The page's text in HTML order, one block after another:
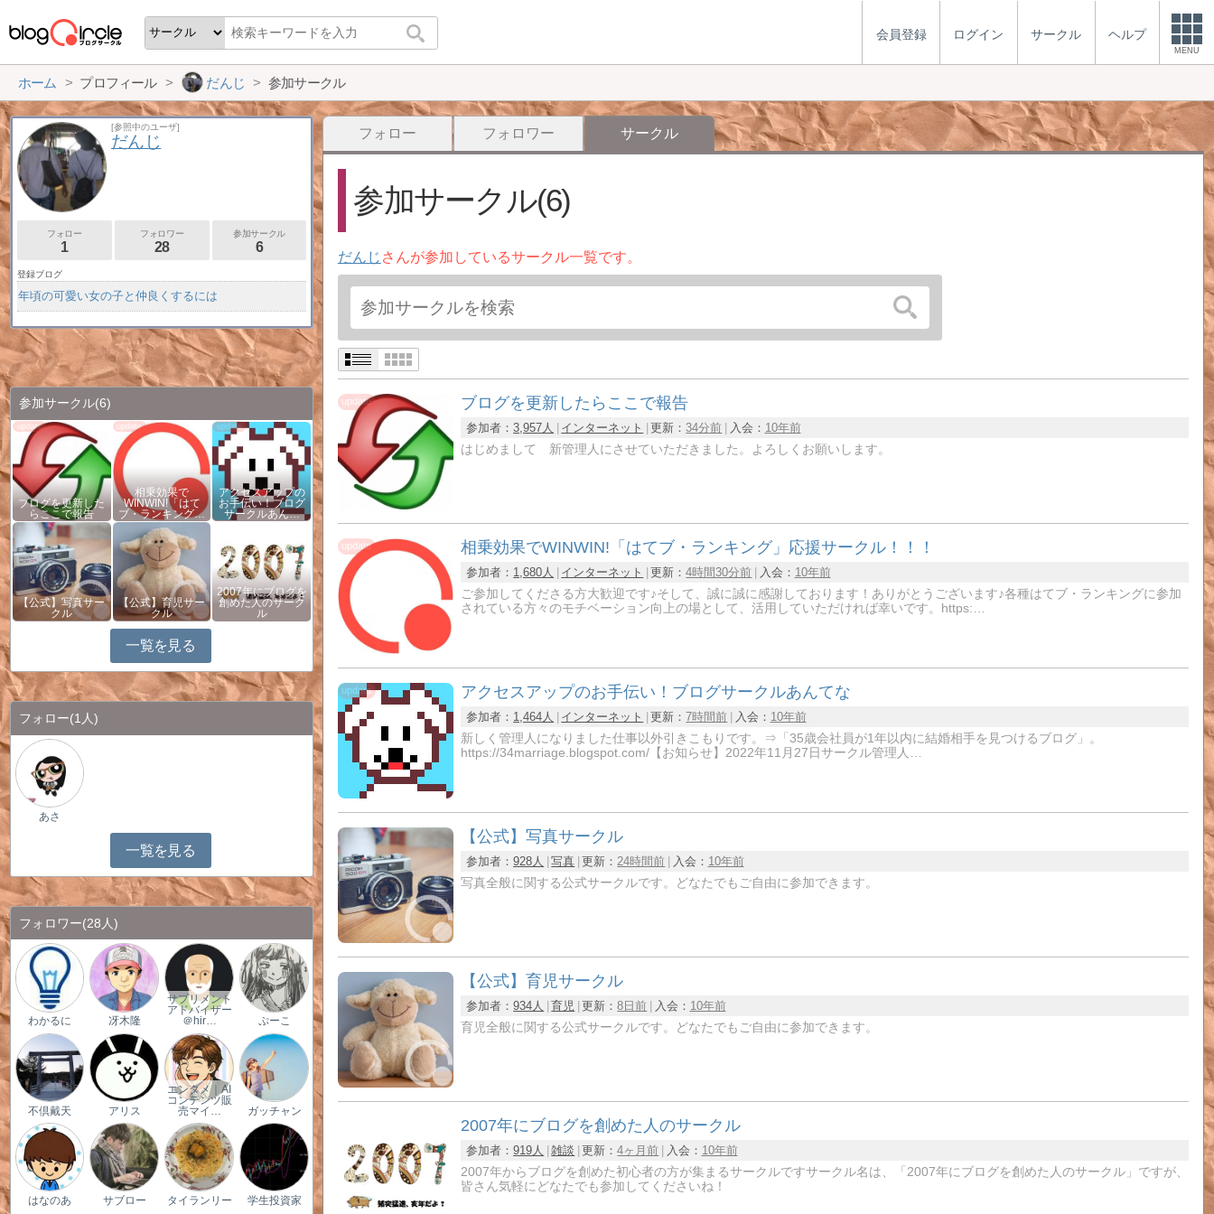
会員登録 ログイン サークル ヘルプ
MENU
ホーム プロフィール だんじ 参加サークル
フォロー フォロワー サークル
参加サークル(6)
だんじ さんが参加しているサークル一覧です。
ブログを更新したらここで報告
参加者：3,957人 インターネット 更新： 34分前 入会： 10年前
はじめまして 新管理人にさせていただきました。よろしくお願いします。
相乗効果でWINWIN!「はてブ・ランキング」応援サークル！！！
参加者： 1,680人 インターネット 更新：4時間30分前 入会： 10年前
ご参加してくださる方大歓迎です♪そして、誠に誠に感謝しております！ありがとうございます♪各種はてブ・ランキングに参加
されている方々のモチベーション向上の場として、活用していただければ幸いです。https:…
アクセスアップのお手伝い！ブログサークルあんてな
参加者： 1,464人 インターネット 更新：7時間前 入会： 10年前
新しく管理人になりました仕事以外引きこもりです。⇒「35歳会社員が1年以内に結婚相手を見つけるブログ」。
https://34marriage.blogspot.com/【お知らせ】2022年11月27日サークル管理人…
【公式】写真サークル
参加者：928人 写真 更新：24時間前 入会： 10年前
写真全般に関する公式サークルです。どなたでもご自由に参加できます。
【公式】育児サークル
参加者：934人 育児 更新：8日前 入会： 10年前
育児全般に関する公式サークルです。どなたでもご自由に参加できます。
2007年にブログを創めた人のサークル
参加者：919人 雑談 更新：4ヶ月前 入会： 10年前
2007年からブログを創めた初心者の方が集まるサークルですサークル名は、「2007年にブログを創めた人のサークル」ですが、
皆さん気軽にどなたでも参加してくださいね！
[参照中のユーザ]
だんじ
フォロー
1
フォロワー
28
参加サークル
6
登録ブログ
年頃の可愛い女の子と仲良くするには
参加サークル(6)
ブログを更新した
らここで報告
相乗効果で
WINWIN!「はて
ブ・ランキング…
アクセスアップの
お手伝い！ブログ
サークルあん…
【公式】写真サー
クル
【公式】育児サー
クル
2007年にブログを
創めた人のサーク
ル
一覧を見る
フォロー(1人)
あさ
一覧を見る
フォロワー(28人)
わかるに 冴木隆
サプリメント
アドバイザー
＠hir…
ぷーこ
不倶戴天 アリス
エンタメ｜AI
コンテンツ販
売マイ…
ガッチャン
はなのあ サブロー タイランリー 学生投資家